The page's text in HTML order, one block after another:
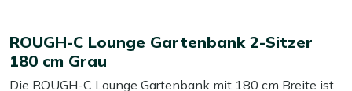
ROUGH-C Lounge Gartenbank 2-Sitzer
180 cm Grau
Die ROUGH-C Lounge Gartenbank mit 180 cm Breite ist